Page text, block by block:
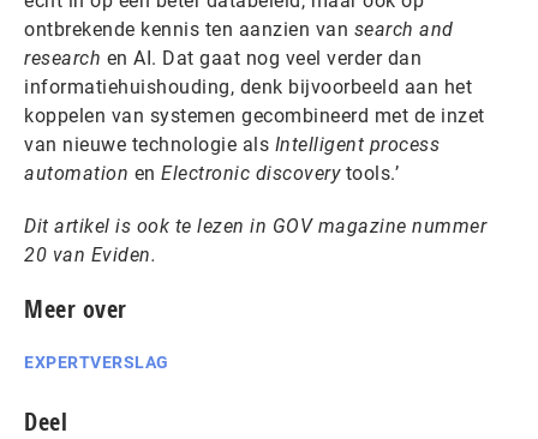
ontbrekende kennis ten aanzien van search and
research en AI. Dat gaat nog veel verder dan
informatiehuishouding, denk bijvoorbeeld aan het
koppelen van systemen gecombineerd met de inzet
van nieuwe technologie als Intelligent process
automation en Electronic discovery tools.’
Dit artikel is ook te lezen in GOV magazine nummer
20 van Eviden.
Meer over
EXPERTVERSLAG
Deel